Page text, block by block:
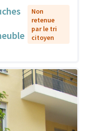
Non
retenue
par le tri
citoyen